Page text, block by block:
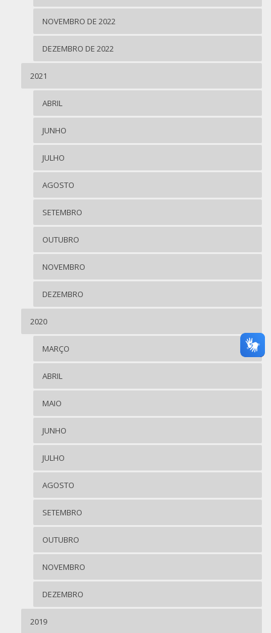
NOVEMBRO DE 2022
DEZEMBRO DE 2022
2021
ABRIL
JUNHO
JULHO
AGOSTO
SETEMBRO
OUTUBRO
NOVEMBRO
DEZEMBRO
2020
MARÇO
ABRIL
MAIO
JUNHO
JULHO
AGOSTO
SETEMBRO
OUTUBRO
NOVEMBRO
DEZEMBRO
2019